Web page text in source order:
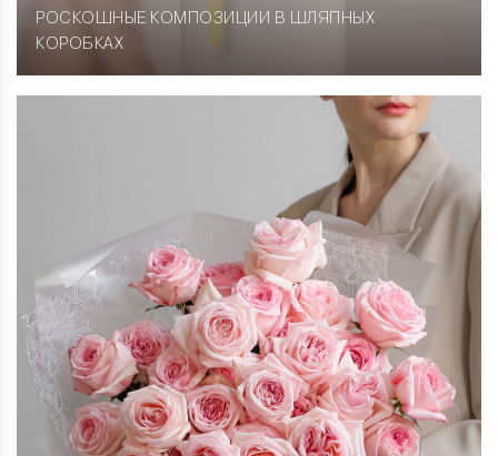
РОСКОШНЫЕ КОМПОЗИЦИИ В ШЛЯПНЫХ
КОРОБКАХ